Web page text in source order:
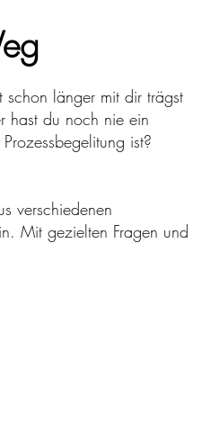
schon länger mit dir trägst
hast du noch nie ein
ist?
verschiedenen
Mit gezielten Fragen und